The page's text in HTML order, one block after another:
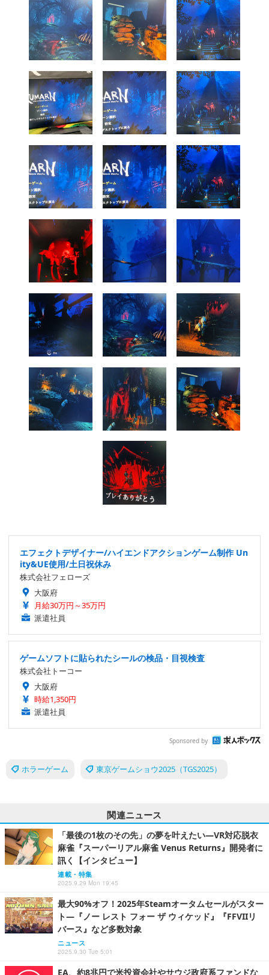
エフェクトデザイナー/ハイエンドアクションゲーム制作 Un
ity&UE使用/土日祝休み
株式会社フェローズ
大阪府
月給30万円～35万円
派遣社員
ゲームソフトに貼られたシールの検品・目視検査
株式会社トーコー
大阪府
時給1,350円
派遣社員
Sponsored by
ホラーゲーム 東京ゲームショウ2025（TGS2025）
関連ニュース
「最後の1枚のその先」の夢を叶えたい―VR対応脱衣
麻雀『スーパーリアル麻雀 Venus Returns』開発者に
訊く【インタビュー】
連載・特集
2025.9.29 Mon 19:45
最大90%オフ！2025年Steamオータムセールがスター
ト―『ノー レスト フォー ザ ウィケッド』『FFVIIリ
バース』など多数対象
ニュース
2025.9.30 Tue 5:01
EA、約8兆円で米投資会社やサウジ政府系ファンドな